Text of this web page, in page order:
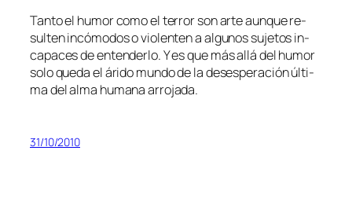
Tanto el hu­mor co­mo el te­rror son ar­te aun­que re­
sul­ten in­có­mo­dos o vio­len­ten a al­gu­nos su­je­tos in­
ca­pa­ces de en­ten­der­lo. Y es que más allá del hu­mor
so­lo que­da el ári­do mun­do de la de­ses­pe­ra­ción úl­ti­
ma del al­ma hu­ma­na arrojada.
31/10/2010